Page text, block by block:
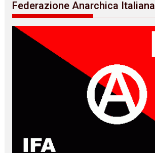
Federazione Anarchica Italiana